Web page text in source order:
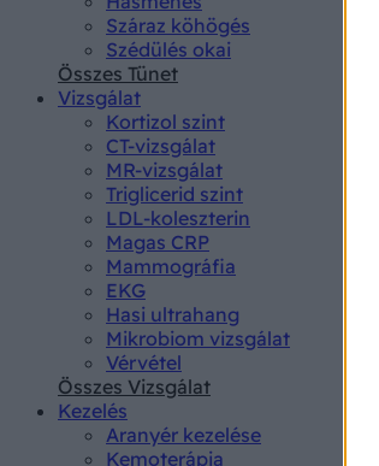
Száraz köhögés
Szédülés okai
Összes Tünet
Vizsgálat
Kortizol szint
CT-vizsgálat
MR-vizsgálat
Triglicerid szint
LDL-koleszterin
Magas CRP
Mammográfia
EKG
Hasi ultrahang
Mikrobiom vizsgálat
Vérvétel
Összes Vizsgálat
Kezelés
Aranyér kezelése
Kemoterápia